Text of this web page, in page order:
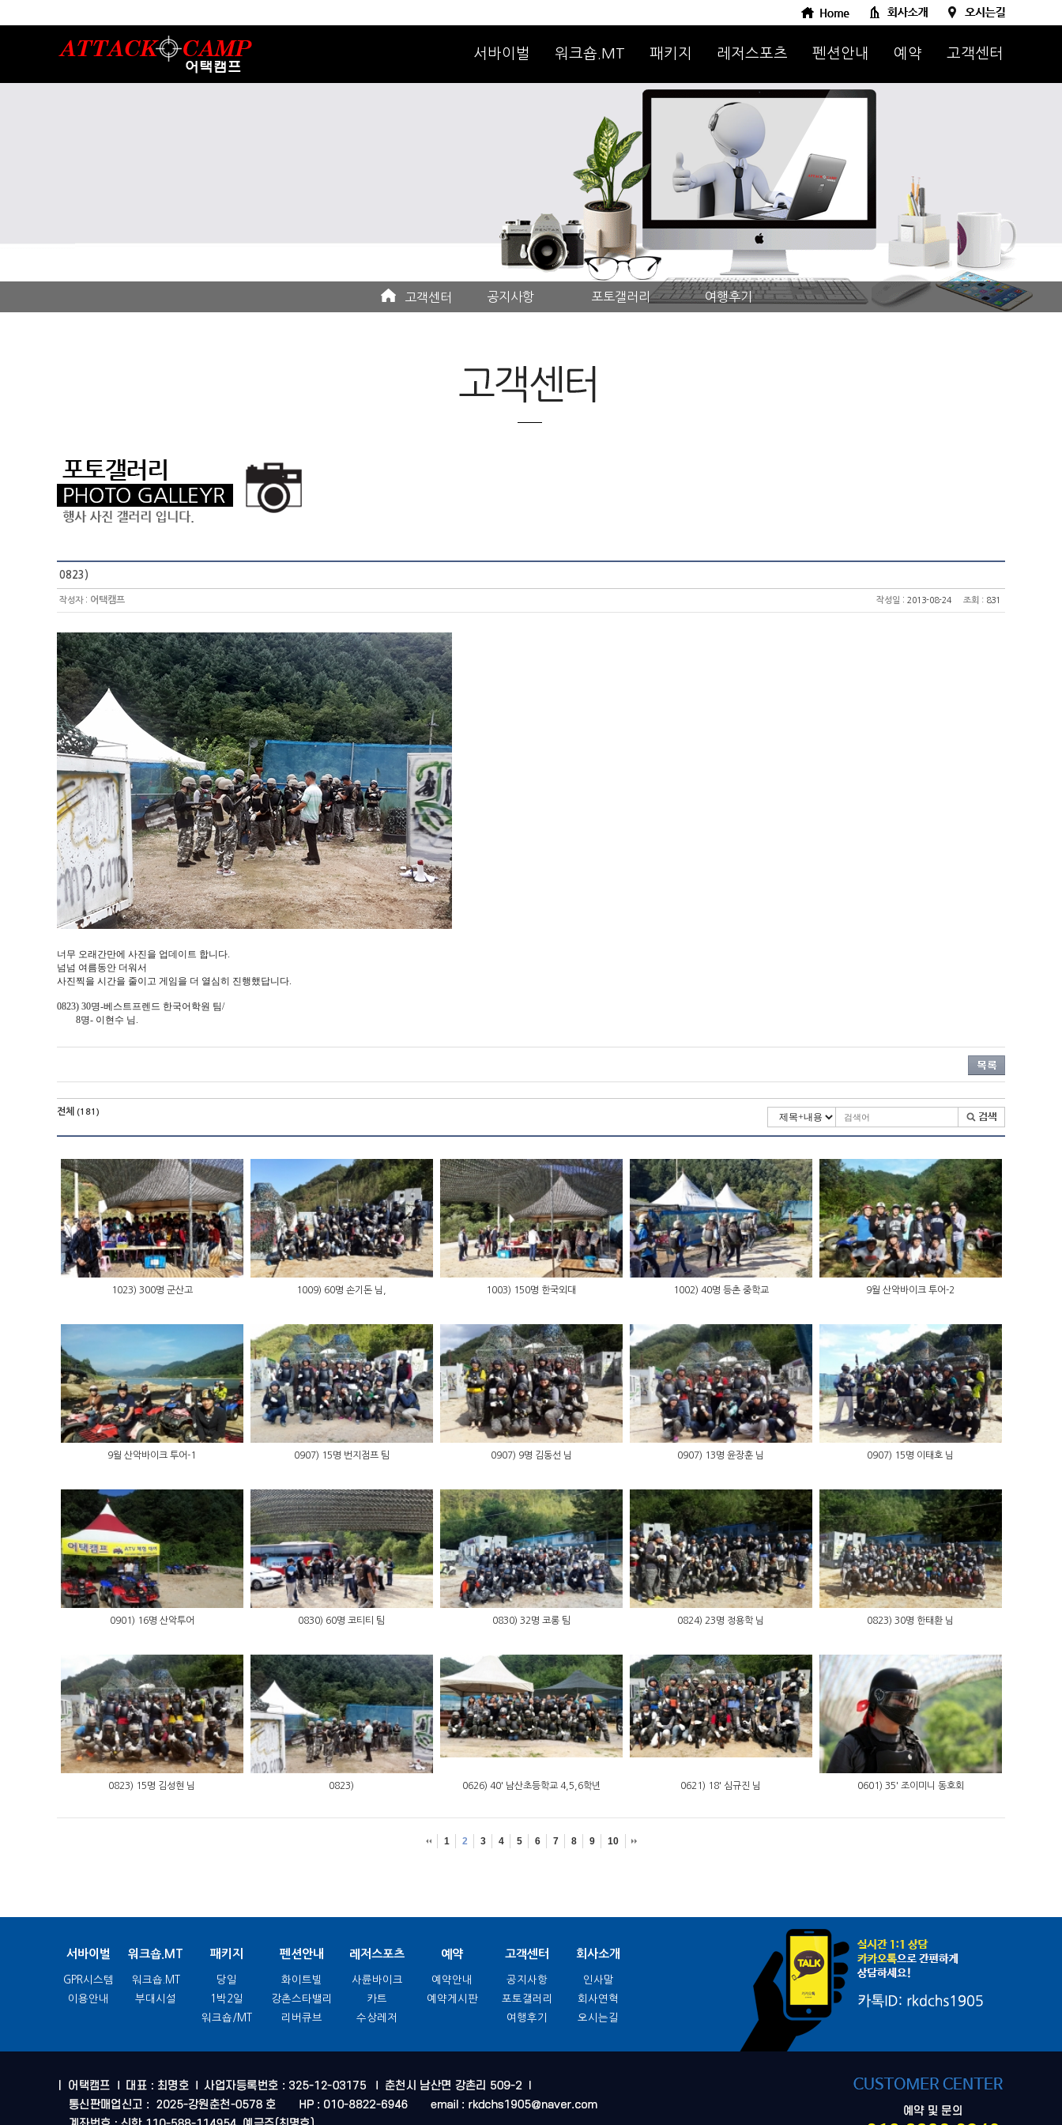
서바이벌 워크숍.MT 패키지 레저스포츠 펜션안내 예약 고객센터
고객센터 공지사항 포토갤러리 여행후기
0823)
작성자: 어택캠프 작성일 : 2013-08-24 조회 : 831
너무 오래간만에 사진을 업데이트 합니다.
넘넘 여름동안 더워서
사진찍을 시간을 줄이고 게임을 더 열심히 진행했답니다.
0823) 30명-베스트프렌드 한국어학원 팀/
8명- 이현수 님.
전체 (181)
1023) 300명 군산고 1009) 60명 손기돈 님, 1003) 150명 한국외대 1002) 40명 등촌 중학교 9월 산악바이크 투어-2
9월 산악바이크 투어-1 0907) 15명 번지점프 팀 0907) 9명 김동선 님 0907) 13명 윤장훈 님 0907) 15명 이태호 님
0901) 16명 산악투어 0830) 60명 코티티 팀 0830) 32명 코롱 팀 0824) 23명 정용학 님 0823) 30명 한태환 님
0823) 15명 김성현 님 0823) 0626) 40' 남산초등학교 4,5,6학년 0621) 18' 심규진 님 0601) 35' 조이미니 동호회
1 2 3 4 5 6 7 8 9 10
서바이벌 워크숍.MT 패키지 펜션안내 레저스포츠 예약 고객센터 회사소개
GPR시스템 워크숍.MT 당일 화이트빌 사륜바이크 예약안내 공지사항
인사말
이용안내
부대시설 1박2일 강촌스타밸리 카트 예약게시판 포토갤러리
회사연혁
워크숍/MT
리버큐브 수상레저 여행후기 오시는길